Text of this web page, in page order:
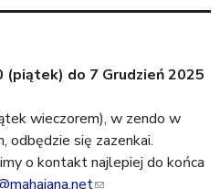
(piątek) do 7 Grudzień 2025
wieczorem), w zendo w
odbędzie się zazenkai.
o kontakt najlepiej do końca
(